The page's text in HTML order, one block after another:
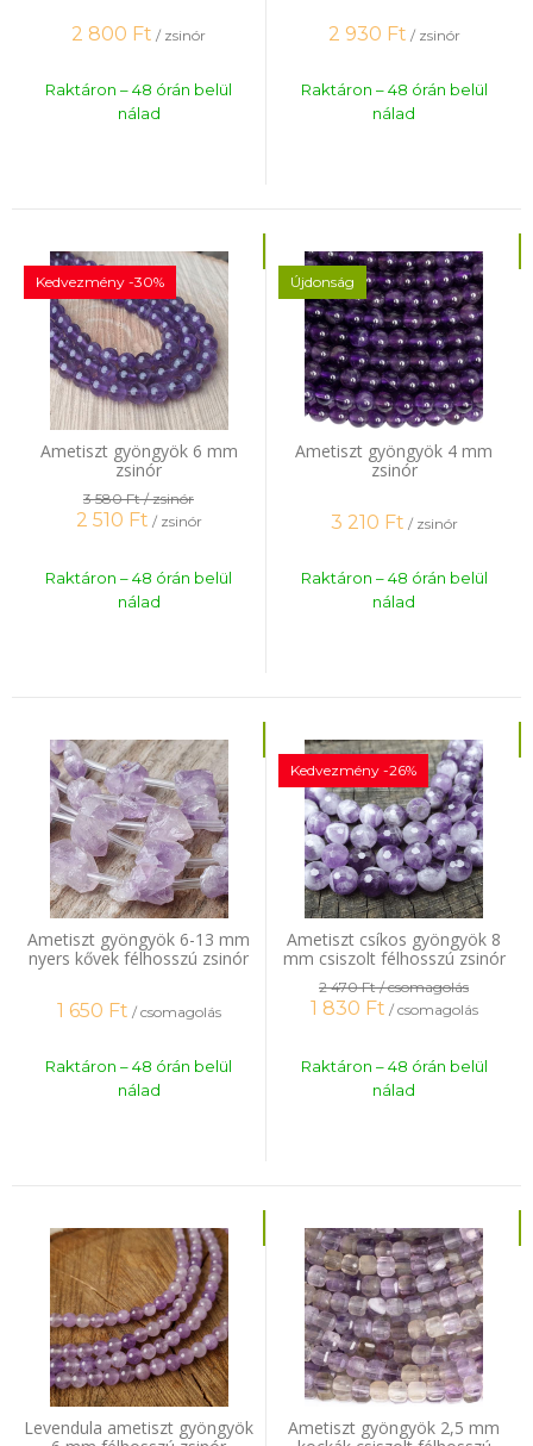
2 800 Ft / zsinór
Raktáron – 48 órán belül
nálad
2 930 Ft / zsinór
Raktáron – 48 órán belül
nálad
Ametiszt gyöngyök 6 mm
zsinór
Kedvezmény -30%
3 580 Ft/ zsinór
2 510 Ft / zsinór
Raktáron – 48 órán belül
nálad
Ametiszt gyöngyök 4 mm
zsinór
Újdonság
3 210 Ft / zsinór
Raktáron – 48 órán belül
nálad
Ametiszt gyöngyök 6-13 mm
nyers kővek félhosszú zsinór
1 650 Ft / csomagolás
Raktáron – 48 órán belül
nálad
Ametiszt csíkos gyöngyök 8
mm csiszolt félhosszú zsinór
Kedvezmény -26%
2 470 Ft/ csomagolás
1 830 Ft / csomagolás
Raktáron – 48 órán belül
nálad
Levendula ametiszt gyöngyök
Ametiszt gyöngyök 2,5 mm